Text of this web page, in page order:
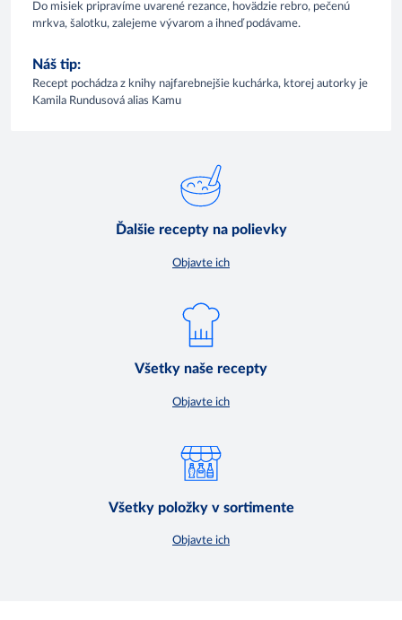
Do misiek pripravíme uvarené rezance, hovädzie rebro, pečenú
mrkva, šalotku, zalejeme vývarom a ihneď podávame.
Náš tip:
Recept pochádza z knihy najfarebnejšie kuchárka, ktorej autorky je
Kamila Rundusová alias Kamu
Ďalšie recepty na polievky
Objavte ich
Všetky naše recepty
Objavte ich
Všetky položky v sortimente
Objavte ich